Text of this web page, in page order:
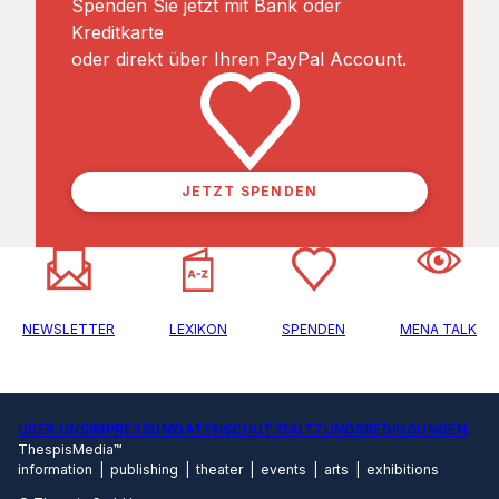
Spenden Sie jetzt mit Bank oder
Kreditkarte
oder direkt über Ihren PayPal Account.
JETZT SPENDEN
NEWSLETTER LEXIKON SPENDEN MENA TALK
ÜBER UNSIMPRESSUMDATENSCHUTZNUTZUNGSBEDINGUNGEN
ThespisMedia™
information | publishing | theater | events | arts | exhibitions